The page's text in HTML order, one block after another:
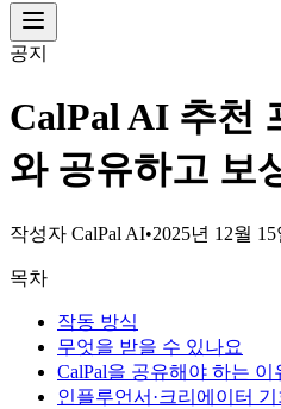
공지
CalPal AI 추천
와 공유하고 보
작성자 CalPal AI•2025년 12월 15
목차
작동 방식
무엇을 받을 수 있나요
CalPal을 공유해야 하는 이
인플루언서·크리에이터 기